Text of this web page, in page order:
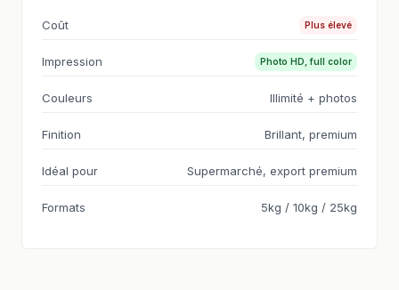
Coût Plus élevé
Impression Photo HD, full color
Couleurs Illimité + photos
Finition Brillant, premium
Idéal pour Supermarché, export premium
Formats 5kg / 10kg / 25kg